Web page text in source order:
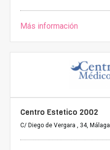
Más información
Centro Estetico 2002
C/ Diego de Vergara , 34, Málaga